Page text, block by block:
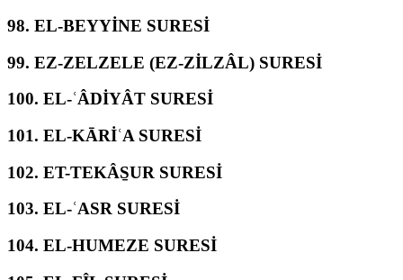
98. EL-BEYYİNE SURESİ
99. EZ-ZELZELE (EZ-ZİLZÂL) SURESİ
100. EL-ʿÂDİYÂT SURESİ
101. EL-KĀRİʿA SURESİ
102. ET-TEKÂS̱UR SURESİ
103. EL-ʿASR SURESİ
104. EL-HUMEZE SURESİ